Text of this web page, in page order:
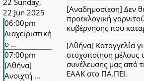
22 Jun 2025
06:00pm
Διαχειριστική
σ ...
07:00pm
[Αθήνα]
Ανοιχτή ...
[Αναδημοσίεση] Δεν
προεκλογική
κυβέρνησης που
[Αθήνα] Καταγγελία
στοχοποίηση μέλους
συνέλευσης μας από
ΕΑΑΚ στο ΠΑ.ΠΕΙ.